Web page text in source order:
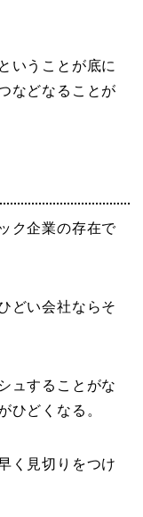
いうことが底に
などなることが
ク企業の存在で
どい会社ならそ
ュすることがな
ひどくなる。
く見切りをつけ